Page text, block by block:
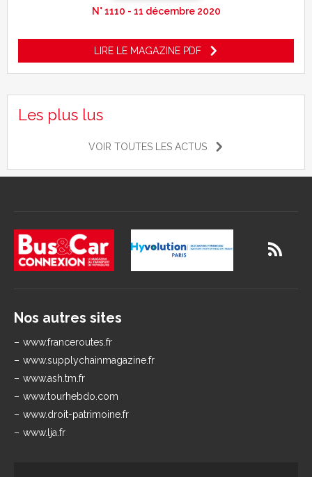
N° 1110 - 11 décembre 2020
LIRE LE MAGAZINE PDF
Les plus lus
VOIR TOUTES LES ACTUS
Nos autres sites
www.franceroutes.fr
www.supplychainmagazine.fr
www.ash.tm.fr
www.tourhebdo.com
www.droit-patrimoine.fr
www.lja.fr